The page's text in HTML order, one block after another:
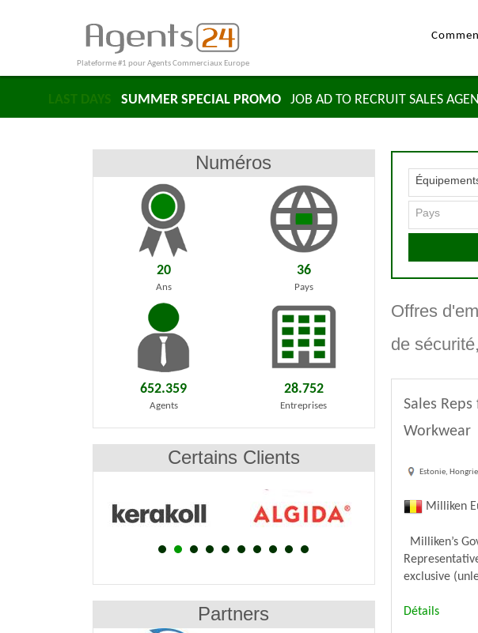
Plateforme #1 pour Agents Commerciaux Europe
SUMMER SPECIAL PROMO JOB AD TO RECRUIT SALES
Pays
Offres
de
Sales
Workwear
Estonie,
Milliken
Milliken’s
exclusive
Détails
Numéros
20
Ans
36
Pays
652.359
Agents
28.752
Entreprises
Certains Clients
Partners